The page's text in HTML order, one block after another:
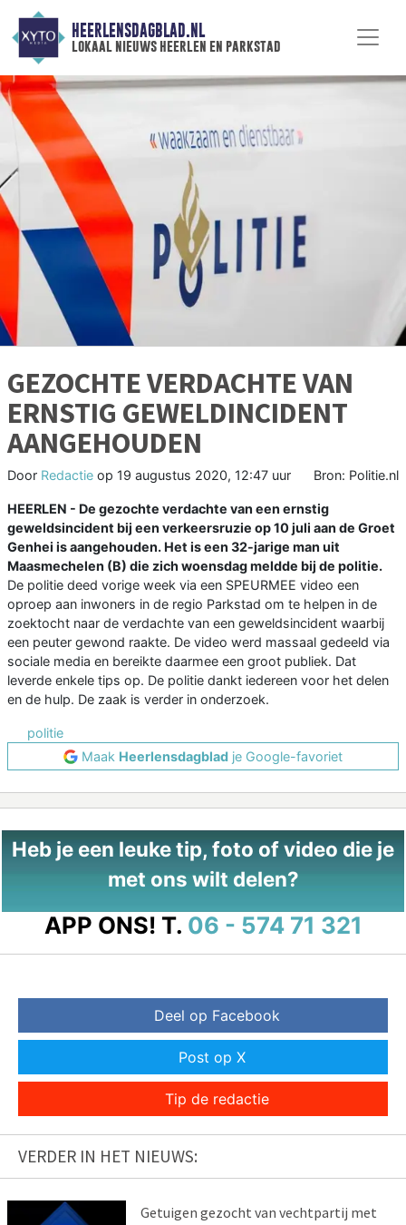
HEERLENSDAGBLAD.NL
lokaal nieuws heerlen en parkstad
GEZOCHTE VERDACHTE VAN
ERNSTIG GEWELDINCIDENT
AANGEHOUDEN
Door Redactie op 19 augustus 2020, 12:47 uur Bron: Politie.nl
HEERLEN - De gezochte verdachte van een ernstig
geweldsincident bij een verkeersruzie op 10 juli aan de Groet
Genhei is aangehouden. Het is een 32-jarige man uit
Maasmechelen (B) die zich woensdag meldde bij de politie.
De politie deed vorige week via een SPEURMEE video een
oproep aan inwoners in de regio Parkstad om te helpen in de
zoektocht naar de verdachte van een geweldsincident waarbij
een peuter gewond raakte. De video werd massaal gedeeld via
sociale media en bereikte daarmee een groot publiek. Dat
leverde enkele tips op. De politie dankt iedereen voor het delen
en de hulp. De zaak is verder in onderzoek.
politie
Maak Heerlensdagblad je Google-favoriet
Heb je een leuke tip, foto of video die je
met ons wilt delen?
APP ONS! T. 06 - 574 71 321
Deel op Facebook
Post op X
Tip de redactie
VERDER IN HET NIEUWS:
Getuigen gezocht van vechtpartij met